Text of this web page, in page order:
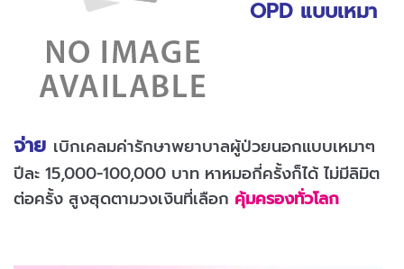
OPD แบบเหมา
จ่าย เบิกเคลมค่ารักษาพยาบาลผู้ป่วยนอกแบบเหมาๆ
ปีละ 15,000-100,000 บาท หาหมอกี่ครั้งก็ได้ ไม่มีลิมิต
ต่อครั้ง สูงสุดตามวงเงินที่เลือก คุ้มครองทั่วโลก